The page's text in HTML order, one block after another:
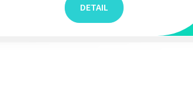
DETAIL